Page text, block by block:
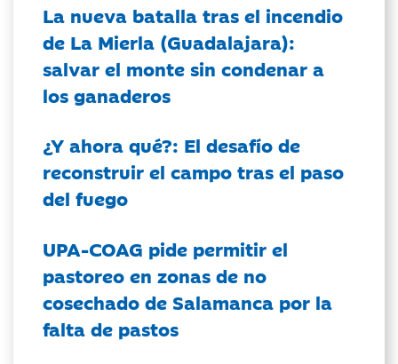
La nueva batalla tras el incendio
de La Mierla (Guadalajara):
salvar el monte sin condenar a
los ganaderos
¿Y ahora qué?: El desafío de
reconstruir el campo tras el paso
del fuego
UPA-COAG pide permitir el
pastoreo en zonas de no
cosechado de Salamanca por la
falta de pastos